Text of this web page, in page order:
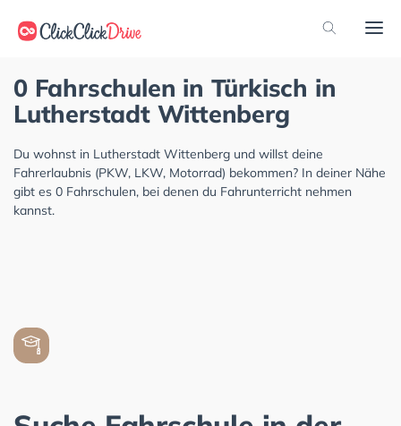
0 Fahrschulen in Türkisch in
Lutherstadt Wittenberg
Du wohnst in Lutherstadt Wittenberg und willst deine
Fahrerlaubnis (PKW, LKW, Motorrad) bekommen? In deiner Nähe
gibt es 0 Fahrschulen, bei denen du Fahrunterricht nehmen
kannst.